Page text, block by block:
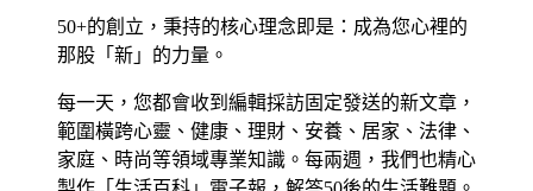
50+的創立，秉持的核心理念即是：成為您心裡的
那股「新」的力量。
每一天，您都會收到編輯採訪固定發送的新文章，
範圍橫跨心靈、健康、理財、安養、居家、法律、
家庭、時尚等領域專業知識。每兩週，我們也精心